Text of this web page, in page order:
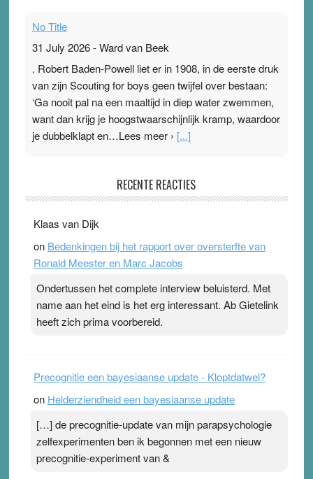
No Title
31 July 2026-Ward van Beek
. Robert Baden-Powell liet er in 1908, in de eerste druk
van zijn Scouting for boys geen twijfel over bestaan:
‘Ga nooit pal na een maaltijd in diep water zwemmen,
want dan krijg je hoogstwaarschijnlijk kramp, waardoor
je dubbelklapt en…Lees meer › [...]
Ward van Beek
topsporters. Ze hopen ermee hun hartslag te verlagen
terwijl ze meer zuurstof opnemen. Daarop heeft zo’n
pleister geen effect. Maar het gevoel ‘makkelijker te
Pleisterplakkers in de topspsort ›[...]
RECENTE REACTIES
Klaas van Dijk
on Bedenkingen bij het rapport over oversterfte van
Ronald Meester en Marc Jacobs
Ondertussen het complete interview beluisterd. Met
name aan het eind is het erg interessant. Ab Gietelink
heeft zich prima voorbereid.
Precognitie een bayesiaanse update - Kloptdatwel?
on Helderziendheid een bayesiaanse update
[…] de precognitie-update van mijn parapsychologie
zelfexperimenten ben ik begonnen met een nieuw
precognitie-experiment van &